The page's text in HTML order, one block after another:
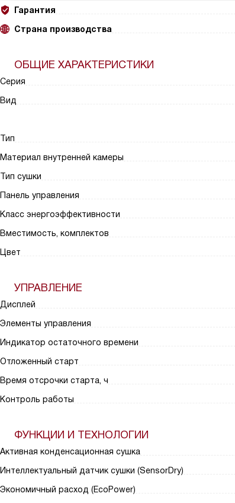
Гарантия
Страна производства
ОБЩИЕ ХАРАКТЕРИСТИКИ
Серия
Вид
Тип
Материал внутренней камеры
Тип сушки
Панель управления
Класс энергоэффективности
Вместимость, комплектов
Цвет
УПРАВЛЕНИЕ
Дисплей
Элементы управления
Индикатор остаточного времени
Отложенный старт
Время отсрочки старта, ч
Контроль работы
ФУНКЦИИ И ТЕХНОЛОГИИ
Активная конденсационная сушка
Интеллектуальный датчик сушки (SensorDry)
Экономичный расход (EcoPower)